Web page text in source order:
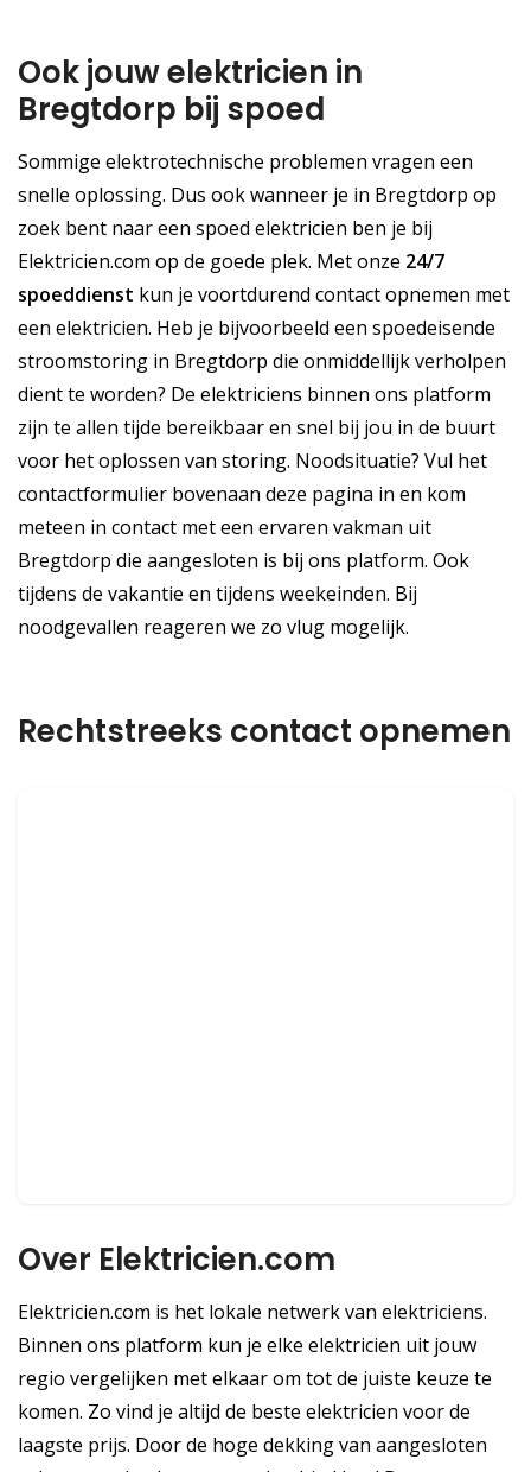
Ook jouw elektricien in
Bregtdorp bij spoed
Sommige elektrotechnische problemen vragen een
snelle oplossing. Dus ook wanneer je in Bregtdorp op
zoek bent naar een spoed elektricien ben je bij
Elektricien.com op de goede plek. Met onze 24/7
spoeddienst kun je voortdurend contact opnemen met
een elektricien. Heb je bijvoorbeeld een spoedeisende
stroomstoring in Bregtdorp die onmiddellijk verholpen
dient te worden? De elektriciens binnen ons platform
zijn te allen tijde bereikbaar en snel bij jou in de buurt
voor het oplossen van storing. Noodsituatie? Vul het
contactformulier bovenaan deze pagina in en kom
meteen in contact met een ervaren vakman uit
Bregtdorp die aangesloten is bij ons platform. Ook
tijdens de vakantie en tijdens weekeinden. Bij
noodgevallen reageren we zo vlug mogelijk.
Rechtstreeks contact opnemen
Over Elektricien.com
Elektricien.com is het lokale netwerk van elektriciens.
Binnen ons platform kun je elke elektricien uit jouw
regio vergelijken met elkaar om tot de juiste keuze te
komen. Zo vind je altijd de beste elektricien voor de
laagste prijs. Door de hoge dekking van aangesloten